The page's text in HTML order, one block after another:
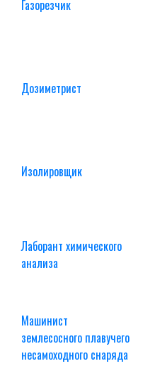
Газорезчик
Дозиметрист
Изолировщик
Лаборант химического
анализа
Машинист
землесосного плавучего
несамоходного снаряда